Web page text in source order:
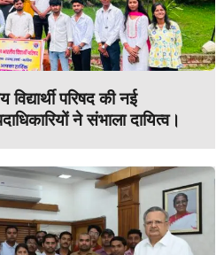
परिषद की नई
ने संभाला दायित्व।